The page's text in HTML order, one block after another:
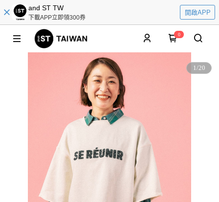
and ST TW
下載APP立即領300券
開啟APP
0
1/20